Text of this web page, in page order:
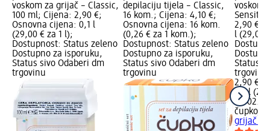
voskom za grijač – Classic,
100 ml; Cijena: 2,90 €;
Osnovna cijena: 0,1 l
(29,00 € za 1 l);
Dostupnost: Status zeleno
Dostupno za isporuku,
Status sivo Odaberi dm
trgovinu
depilaciju tijela – Classic,
16 kom.; Cijena: 4,10 €;
Osnovna cijena: 16 kom.
(0,26 € za 1 kom.);
Dostupnost: Status zeleno
Dostupno za isporuku,
Status sivo Odaberi dm
trgovinu
voskom
2,90 €;
l (29,00
Status
trgovinu
2,90 €
0,1 l
na
čupko
grijač –